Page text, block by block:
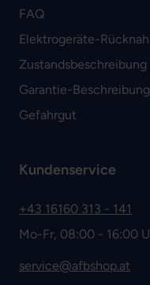
FAQ
Elektrogeräte-
Zustandsbeschreibung
Garantie-
Gefahrgut
Kundenservice
+43 16160 313 - 141
Mo-Fr, 08:00 - 16:00
service@afbshop.at